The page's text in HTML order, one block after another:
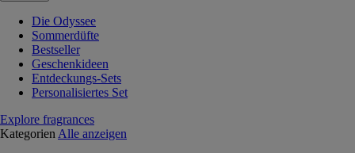
Die Odyssee
Sommerdüfte
Bestseller
Geschenkideen
Entdeckungs-Sets
Personalisiertes Set
Explore fragrances
Kategorien Alle anzeigen